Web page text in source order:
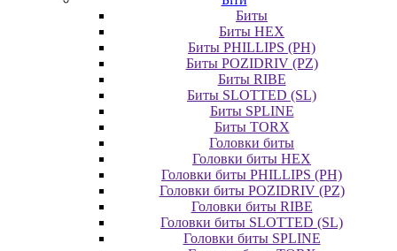
Биты
Биты HEX
Биты PHILLIPS (PH)
Биты POZIDRIV (PZ)
Биты RIBE
Биты SLOTTED (SL)
Биты SPLINE
Биты TORX
Головки биты
Головки биты HEX
Головки биты PHILLIPS (PH)
Головки биты POZIDRIV (PZ)
Головки биты RIBE
Головки биты SLOTTED (SL)
Головки биты SPLINE